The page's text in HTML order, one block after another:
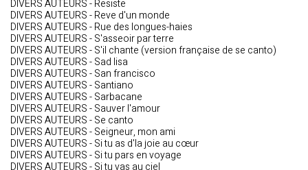
DIVERS AUTEURS - Resiste
DIVERS AUTEURS - Reve d'un monde
DIVERS AUTEURS - Rue des longues-haies
DIVERS AUTEURS - S'asseoir par terre
DIVERS AUTEURS - S'il chante (version française de se canto)
DIVERS AUTEURS - Sad lisa
DIVERS AUTEURS - San francisco
DIVERS AUTEURS - Santiano
DIVERS AUTEURS - Sarbacane
DIVERS AUTEURS - Sauver l'amour
DIVERS AUTEURS - Se canto
DIVERS AUTEURS - Seigneur, mon ami
DIVERS AUTEURS - Si tu as d'la joie au cœur
DIVERS AUTEURS - Si tu pars en voyage
DIVERS AUTEURS - Si tu vas au ciel